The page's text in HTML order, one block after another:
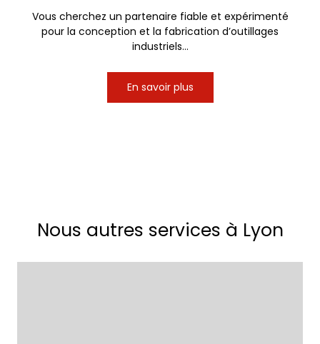
Vous cherchez un partenaire fiable et expérimenté
pour la conception et la fabrication d’outillages
industriels...
En savoir plus
Nous autres services à Lyon